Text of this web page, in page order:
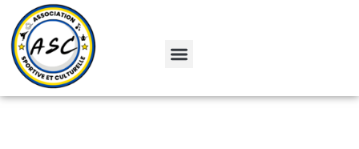
contenu
Menu
Pagination
d’article